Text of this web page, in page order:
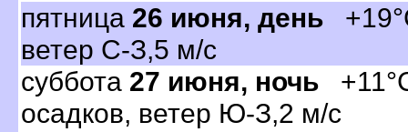
пятница 26 июня, день
етер С-З,5 м/с
суббота 27 июня, ночь
осадков, ветер Ю-З,2 м/с